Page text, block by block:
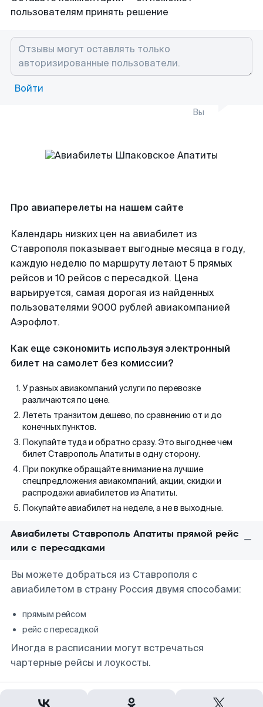
пользователям принять решение
Войти
Вы
Про авиаперелеты на нашем сайте
Календарь низких цен на авиабилет из
Ставрополя показывает выгодные месяца в году,
каждую неделю по маршруту летают 5 прямых
рейсов и 10 рейсов с пересадкой. Цена
варьируется, самая дорогая из найденных
пользователями 9000 рублей авиакомпанией
Аэрофлот.
Как еще сэкономить используя электронный
билет на самолет без комиссии?
У разных авиакомпаний услуги по перевозке
различаются по цене.
Лететь транзитом дешево, по сравнению от и до
конечных пунктов.
Покупайте туда и обратно сразу. Это выгоднее чем
билет Ставрополь Апатиты в одну сторону.
При покупке обращайте внимание на лучшие
спецпредложения авиакомпаний, акции, скидки и
распродажи авиабилетов из Апатиты.
Покупайте авиабилет на неделе, а не в выходные.
Авиабилеты Ставрополь Апатиты прямой рейс
или с пересадками
Вы можете добраться из Ставрополя с
авиабилетом в страну Россия двумя способами:
прямым рейсом
рейс с пересадкой
Иногда в расписании могут встречаться
чартерные рейсы и лоукосты.